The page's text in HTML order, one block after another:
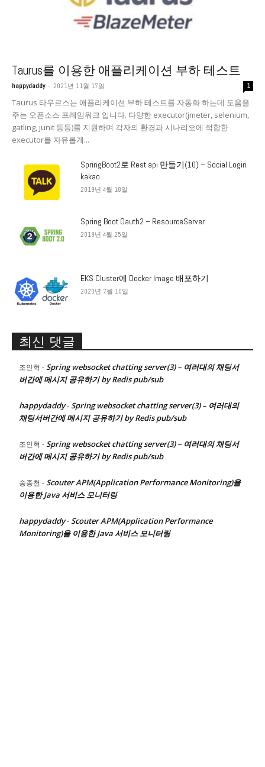
Taurus를 이용한 애플리케이션 부하 테스트
happydaddy - 2021년 11월 17일 1
Taurus 타우르스는 애플리케이션 부하 테스트를 자동화 하는데 도움을
주는 오픈소스 프레임워크 입니다. 다양한 executor(jmeter, selenium,
gatling, junit 등등)를 지원하며 각자의 환경과 시나리오에 적합한
executor를 자유롭게...
SpringBoot2로 Rest api 만들기(10) – Social Login
kakao
2019년 4월 18일
Spring Boot Oauth2 – ResourceServer
2019년 4월 25일
EKS Cluster에 Docker Image 배포하기
2020년 7월 10일
최신 댓글
조인혁 -Spring websocket chatting server(3) – 여러대의 채팅서
버간에 메시지 공유하기 by Redis pub/sub
happydaddy-Spring websocket chatting server(3) – 여러대의
채팅서버간에 메시지 공유하기 by Redis pub/sub
조인혁 -Spring websocket chatting server(3) – 여러대의 채팅서
버간에 메시지 공유하기 by Redis pub/sub
송종천 -Scouter APM(Application Performance Monitoring)을
이용한 Java 서비스 모니터링
happydaddy-Scouter APM(Application Performance
Monitoring)을 이용한 Java 서비스 모니터링